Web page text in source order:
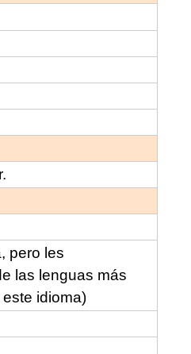
pero les
las lenguas más
idioma)